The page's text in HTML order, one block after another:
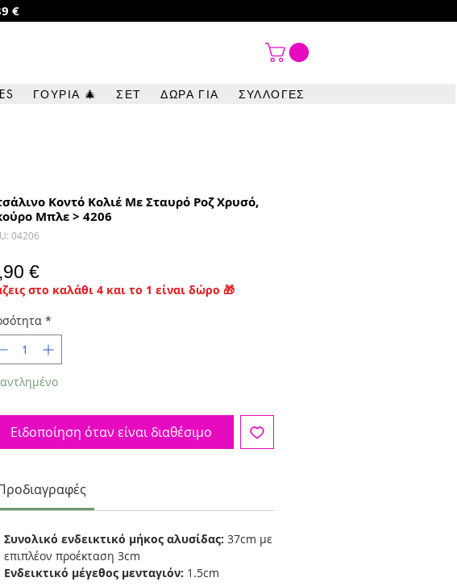
€
ΓΟΥΡΙΑ 🎄 ΣΕΤ ΔΩΡΑ ΓΙΑ ΣΥΛΛΟΓΕΣ
Κοντό Κολιέ Με Σταυρό Ροζ Χρυσό,
Μπλε > 4206
04206
€Τιμή
στο καλάθι 4 και το 1 είναι δώρο 🎁
*
Ειδοποίηση όταν είναι διαθέσιμο
Συνολικό ενδεικτικό μήκος αλυσίδας: 37cm με
επιπλέον προέκταση 3cm
Ενδεικτικό μέγεθος μενταγιόν: 1.5cm